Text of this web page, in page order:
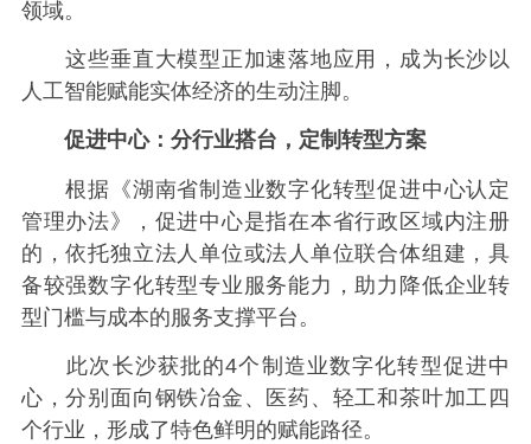
领域。
这些垂直大模型正加速落地应用，成为长沙以
人工智能赋能实体经济的生动注脚。
促进中心：分行业搭台，定制转型方案
根据《湖南省制造业数字化转型促进中心认定
管理办法》，促进中心是指在本省行政区域内注册
的，依托独立法人单位或法人单位联合体组建，具
备较强数字化转型专业服务能力，助力降低企业转
型门槛与成本的服务支撑平台。
此次长沙获批的4个制造业数字化转型促进中
心，分别面向钢铁冶金、医药、轻工和茶叶加工四
个行业，形成了特色鲜明的赋能路径。